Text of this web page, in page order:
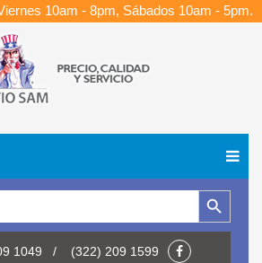
10am - 8pm, Sábados 10am - 5pm.
Botón de búsqueda
1049 / (322) 209 1599